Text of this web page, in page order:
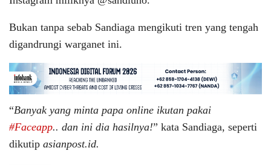
Bukan tanpa sebab Sandiaga mengikuti tren yang tengah
digandrungi warganet ini.
“Banyak yang minta papa online ikutan pakai
#Faceapp.. dan ini dia hasilnya!” kata Sandiaga, seperti
dikutip asianpost.id.